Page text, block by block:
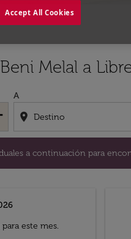
Melal a
A
location_on
a continuación para
individuales a
este mes.
Accept All Cookies